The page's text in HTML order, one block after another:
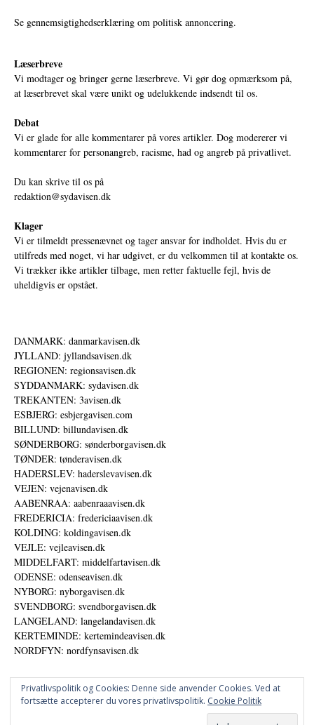
Se gennemsigtighedserklæring om politisk annoncering.
Læserbreve
Vi modtager og bringer gerne læserbreve. Vi gør dog opmærksom på,
at læserbrevet skal være unikt og udelukkende indsendt til os.
Debat
Vi er glade for alle kommentarer på vores artikler. Dog modererer vi
kommentarer for personangreb, racisme, had og angreb på privatlivet.
Du kan skrive til os på
redaktion@sydavisen.dk
Klager
Vi er tilmeldt pressenævnet og tager ansvar for indholdet. Hvis du er
utilfreds med noget, vi har udgivet, er du velkommen til at kontakte os.
Vi trækker ikke artikler tilbage, men retter faktuelle fejl, hvis de
uheldigvis er opstået.
DANMARK: danmarkavisen.dk
JYLLAND: jyllandsavisen.dk
REGIONEN: regionsavisen.dk
SYDDANMARK: sydavisen.dk
TREKANTEN: 3avisen.dk
ESBJERG: esbjergavisen.com
BILLUND: billundavisen.dk
SØNDERBORG: sønderborgavisen.dk
TØNDER: tønderavisen.dk
HADERSLEV: haderslevavisen.dk
VEJEN: vejenavisen.dk
AABENRAA: aabenraaavisen.dk
FREDERICIA: fredericiaavisen.dk
KOLDING: koldingavisen.dk
VEJLE: vejleavisen.dk
MIDDELFART: middelfartavisen.dk
ODENSE: odenseavisen.dk
NYBORG: nyborgavisen.dk
SVENDBORG: svendborgavisen.dk
LANGELAND: langelandavisen.dk
KERTEMINDE: kertemindeavisen.dk
NORDFYN: nordfynsavisen.dk
Privatlivspolitik og Cookies: Denne side anvender Cookies. Ved at
fortsætte accepterer du vores privatlivspolitik. Cookie Politik